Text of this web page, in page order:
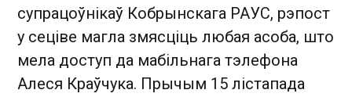
супрацоўнікаў Кобрынскага РАУС, рэпост
у сеціве магла змясціць любая асоба, што
мела доступ да мабільнага тэлефона
Алеся Краўчука. Прычым 15 лістапада